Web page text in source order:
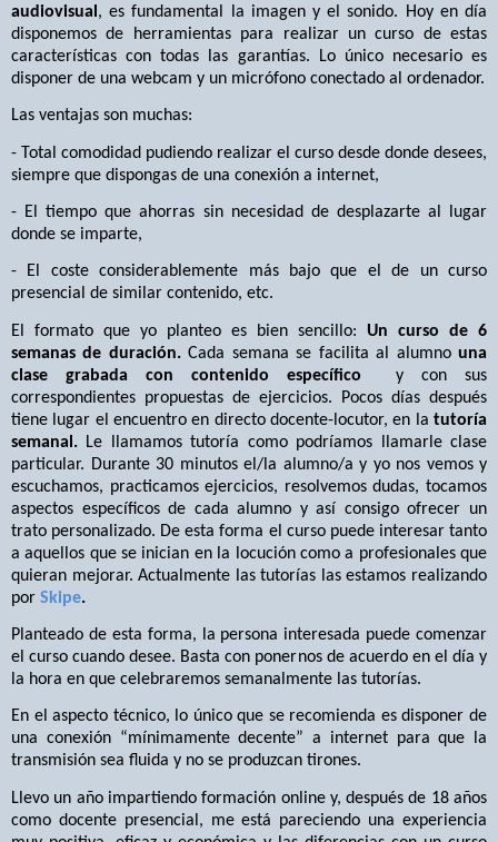
audiovisual , es fundamental la imagen y el sonido. Hoy en día
disponemos de herramientas para realizar un curso de estas
características con todas las garantías. Lo único necesario es
disponer de una webcam y un micrófono conectado al ordenador.
Las ventajas son muchas:
- Total comodidad pudiendo realizar el curso desde donde desees,
siempre que dispongas de una conexión a internet,
- El tiempo que ahorras sin necesidad de desplazarte al lugar
donde se imparte,
- El coste considerablemente más bajo que el de un curso
presencial de similar contenido, etc.
El formato que yo planteo es bien sencillo: Un curso de 6
semanas de duración.Cada semana se facilita al alumnouna
clase grabada con contenido específico
y con sus
correspondientes propuestas de ejercicios. Pocos días después
tiene lugar el encuentro en directo docente-locutor, en la tutoría
semanal. Le llamamos tutoría como podríamos llamarle clase
particular. Durante 30 minutos el/la alumno/a y yo nos vemos y
escuchamos, practicamos ejercicios, resolvemos dudas, tocamos
aspectos específicos de cada alumno y así consigo ofrecer un
trato personalizado. De esta forma el curso puede interesar tanto
a aquellos que se inician en la locución como a profesionales que
quieran mejorar. Actualmente las tutorías las estamos realizando
por Skipe.
Planteado de esta forma, la persona interesada puede comenzar
el curso cuando desee. Basta con ponernos de acuerdo en el día y
la hora en que celebraremos semanalmente las tutorías.
En el aspecto técnico, lo único que se recomienda es disponer de
una conexión “mínimamente decente” a internet para que la
transmisión sea fluida y no se produzcan tirones.
Llevo un año impartiendo formación online y, después de 18 años
como docente presencial, me está pareciendo una experiencia